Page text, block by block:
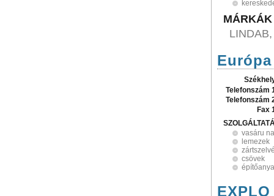
MÁRKÁK
Telefonszám
Telefonszám
Fax
vasáru
lemezek
csövek